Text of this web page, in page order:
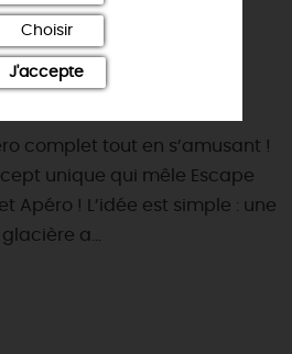
GAMES APÉRO
complet tout en s’amusant !
unique qui mêle Escape
Apéro ! L’idée est simple : une
a...
Choisir
J'accepte